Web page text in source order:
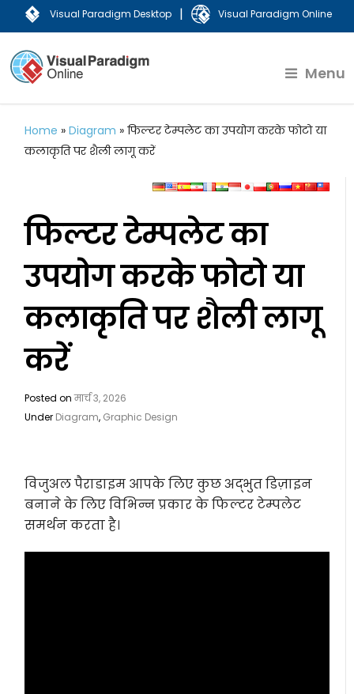
Visual Paradigm Desktop | Visual Paradigm Online
Menu
Home »Diagram »फिल्टर टेम्पलेट का उपयोग करके फोटो या
कलाकृति पर शैली लागू करें
फिल्टर टेम्पलेट का
उपयोग करके फोटो या
कलाकृति पर शैली लागू
करें
Posted onमार्च 3, 2026
Under Diagram, Graphic Design
विजुअल पैराडाइम आपके लिए कुछ अद्भुत डिज़ाइन
बनाने के लिए विभिन्न प्रकार के फिल्टर टेम्पलेट
समर्थन करता है।